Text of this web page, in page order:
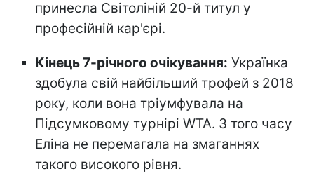
принесла Світоліній 20-й титул у
професійній кар'єрі.
Кінець 7-річного очікування: Українка
здобула свій найбільший трофей з 2018
року, коли вона тріумфувала на
Підсумковому турнірі WTA. З того часу
Еліна не перемагала на змаганнях
такого високого рівня.